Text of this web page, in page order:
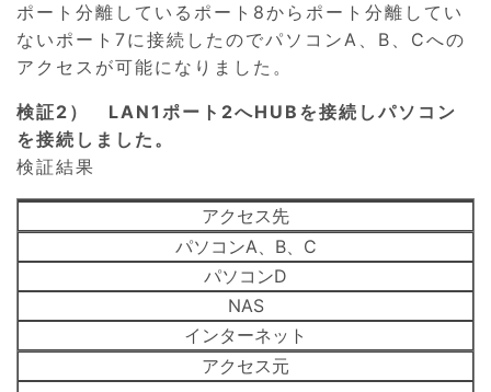
ポート分離しているポート8からポート分離してい
ないポート7に接続したのでパソコンA、B、Cへの
アクセスが可能になりました。
検証2） LAN1ポート2へHUBを接続しパソコン
を接続しました。
検証結果
アクセス先
パソコンA、B、C
パソコンD
NAS
インターネット
アクセス元